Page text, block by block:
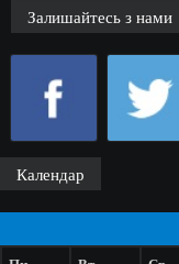
Залишайтесь з нами
Календар